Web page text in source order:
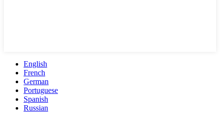
English
French
German
Portuguese
Spanish
Russian